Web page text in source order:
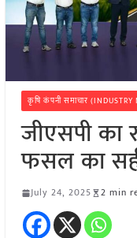
कृषि कंपनी समाचार (INDUSTRY
जीएसपी का
फसल का
July 24, 2025 2 min